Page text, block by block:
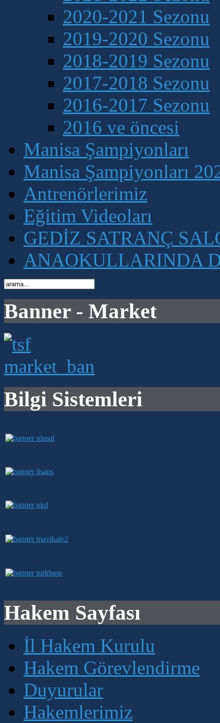
2020-2021 Sezonu
2019-2020 Sezonu
2018-2019 Sezonu
2017-2018 Sezonu
2016-2017 Sezonu
2016 ve öncesi
Manisa Şampiyonları
Manisa Şampiyonları
Antrenörlerimiz
Eğitim Videoları
GEDİZ SATRANÇ
ANAOKULLARINDA
Banner - Market
Bilgi Sistemleri
Hakem Sayfası
İl Hakem Kurulu
Hakem Görevlendirme
Duyurular
Hakemlerimiz